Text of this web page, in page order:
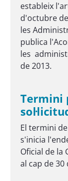
estableix
d'octubre
les
publica
les
de 2013.
Termini
El termini
s'inicia
Oficial de la
al cap de